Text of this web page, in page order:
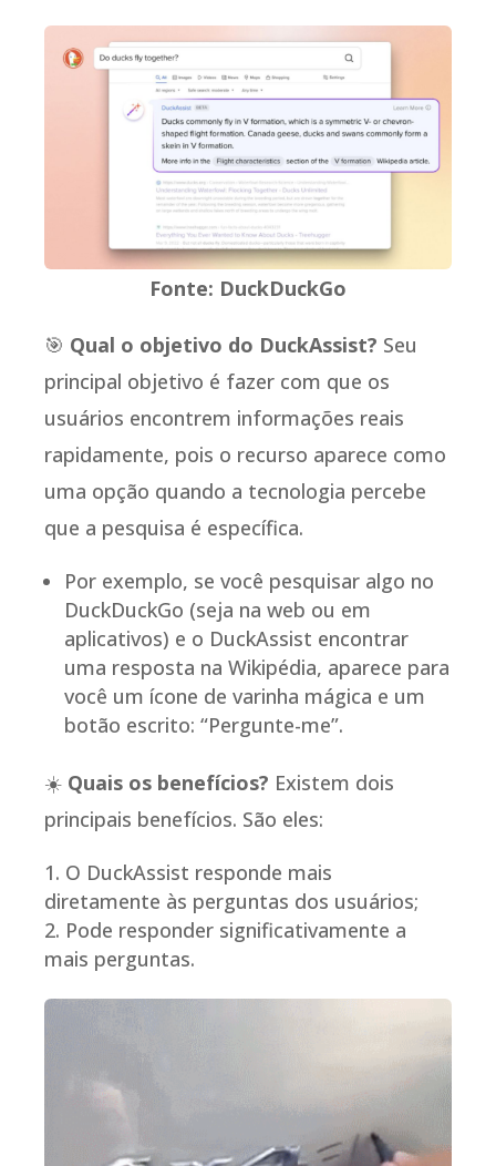
Fonte: DuckDuckGo
🎯 Qual o objetivo do DuckAssist? Seu
principal objetivo é fazer com que os
usuários encontrem informações reais
rapidamente, pois o recurso aparece como
uma opção quando a tecnologia percebe
que a pesquisa é específica.
Por exemplo, se você pesquisar algo no
DuckDuckGo (seja na web ou em
aplicativos) e o DuckAssist encontrar
uma resposta na Wikipédia, aparece para
você um ícone de varinha mágica e um
botão escrito: “Pergunte-me”.
☀️ Quais os benefícios? Existem dois
principais benefícios. São eles:
O DuckAssist responde mais
diretamente às perguntas dos usuários;
Pode responder significativamente a
mais perguntas.